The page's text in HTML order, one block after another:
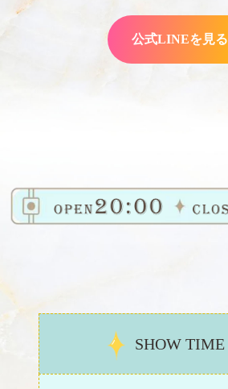
公式LINEを見る
SHOW TIME